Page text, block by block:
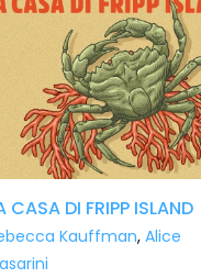
CASA DI FRIPP ISLAND
Kauffman, Alice